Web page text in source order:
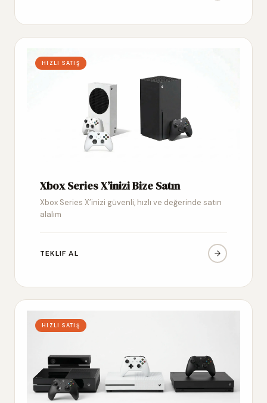
HIZLI SATIŞ
Xbox Series X’inizi Bize Satın
Xbox Series X’inizi güvenli, hızlı ve değerinde satın
alalım
TEKLIF AL
HIZLI SATIŞ